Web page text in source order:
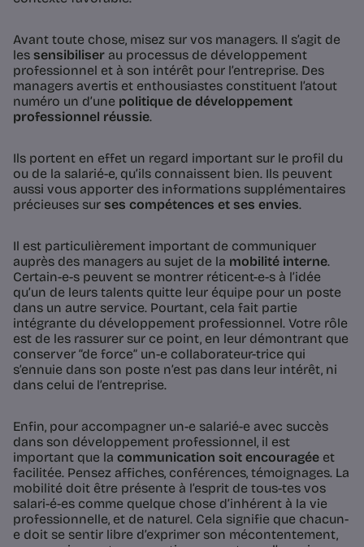
Avant toute chose, misez sur vos managers. Il s’agit de
les sensibiliser au processus de développement
professionnel et à son intérêt pour l’entreprise. Des
managers avertis et enthousiastes constituent l’atout
numéro un d’une politique de développement
professionnel réussie.
Ils portent en effet un regard important sur le profil du
ou de la salarié-e, qu’ils connaissent bien. Ils peuvent
aussi vous apporter des informations supplémentaires
précieuses sur ses compétences et ses envies.
Il est particulièrement important de communiquer
auprès des managers au sujet de la mobilité interne.
Certain-e-s peuvent se montrer réticent-e-s à l’idée
qu’un de leurs talents quitte leur équipe pour un poste
dans un autre service. Pourtant, cela fait partie
intégrante du développement professionnel. Votre rôle
est de les rassurer sur ce point, en leur démontrant que
conserver “de force” un-e collaborateur-trice qui
s’ennuie dans son poste n’est pas dans leur intérêt, ni
dans celui de l’entreprise.
Enfin, pour accompagner un-e salarié-e avec succès
dans son développement professionnel, il est
important que la communication soit encouragée et
facilitée. Pensez affiches, conférences, témoignages. La
mobilité doit être présente à l’esprit de tous-tes vos
salari-é-es comme quelque chose d’inhérent à la vie
professionnelle, et de naturel. Cela signifie que chacun-
e doit se sentir libre d’exprimer son mécontentement,